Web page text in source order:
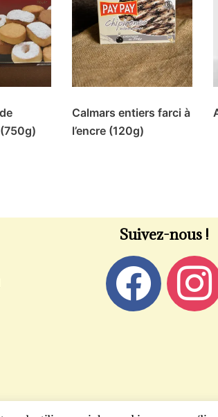
Calmars entiers farci à
l’encre (120g)
Suivez-nous !